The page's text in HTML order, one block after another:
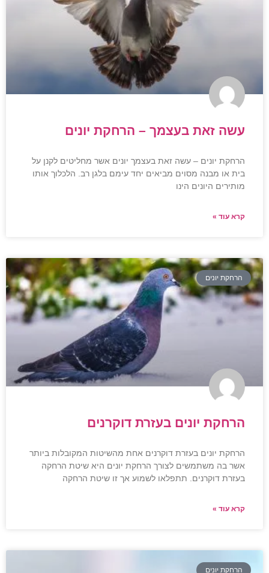
עשה זאת בעצמך – הרחקת יונים
הרחקת יונים – עשה זאת בעצמך יונים אשר מחליטים לקנן על
בית או מבנה מסוים מביאים יחד עימם בלגן רב. הלכלוך אותו
מותירים היונים הינו
קרא עוד »
הרחקת יונים
הרחקת יונים בעזרת דוקרנים
הרחקת יונים בעזרת דוקרנים אחת מהשיטות המקובלות ביותר
אשר בה משתמשים לצורך הרחקת יונים היא שיטת הרחקה
בעזרת דוקרנים. תתפלאו לשמוע אך זו שיטת הרחקה
קרא עוד »
הרחקת יונים